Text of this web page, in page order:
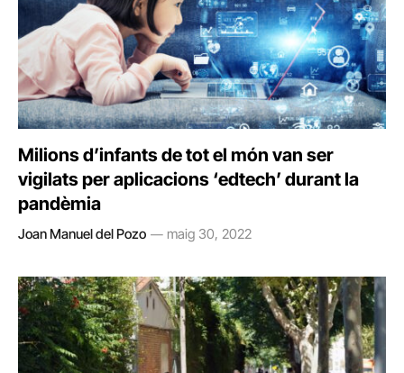
Milions d’infants de tot el món van ser
vigilats per aplicacions ‘edtech’ durant la
pandèmia
Joan Manuel del Pozo maig 30, 2022